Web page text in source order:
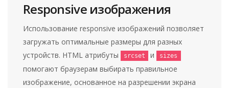
Responsive изображения
Использование responsive изображений позволяет
загружать оптимальные размеры для разных
устройств. HTML атрибуты
srcset и sizes
помогают браузерам выбирать правильное
изображение, основанное на разрешении экрана